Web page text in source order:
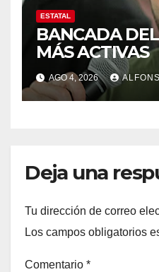
ESTATAL
BANCADA
MÁS ACTIVAS
AGO 4, 2026
Deja una
Tu dirección de correo
Los campos obligatorios
Comentario *